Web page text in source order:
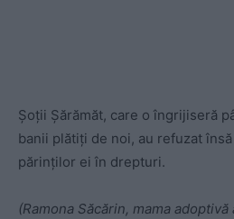
Şoţii Şărămăt, care o îngrijiseră
banii plătiţi de noi, au refuzat
părinţilor ei în drepturi.
(Ramona Săcărin, mama